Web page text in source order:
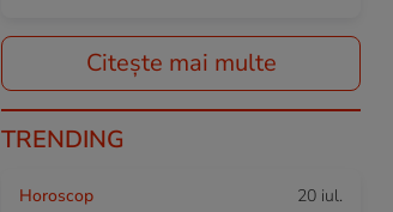
Citește mai multe
TRENDING
Horoscop 20 iul.